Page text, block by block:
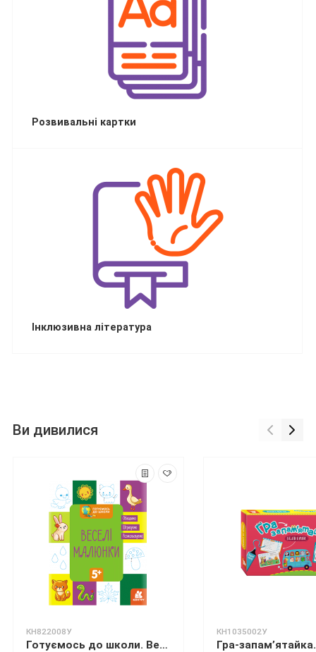
Розвивальні картки
Інклюзивна література
Ви дивилися
КН822008У
Готуємось до школи. Веселі малюнки
КН1035002У